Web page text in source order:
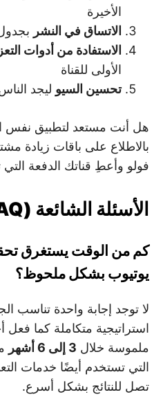
الأخيرة
الاتساق في النشر
الاستفادة من أدوات
الأولى للقناة
تحسين السيو ليجد
هل أنت مستعد لتطبيق نفس
بالاطلاع على باقات زيادة
فولو وأعطِ قناتك الدفعة
الأسئلة الشائعة (FAQ)
كم من الوقت يستغرق
يوتيوب بشكل ملحوظ؟
لا توجد إجابة واحدة تناسب
استراتيجية متكاملة كما فعل
ملموسة خلال 3 إلى 6 أشهر
التي تستخدم أيضًا خدمات
تصل للنتائج بشكل أسرع.